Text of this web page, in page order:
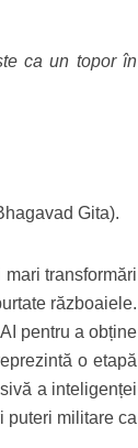
ca un topor în
Gita).
transformări
războaiele.
pentru a obține
o etapă
a inteligenței
puteri militare ca